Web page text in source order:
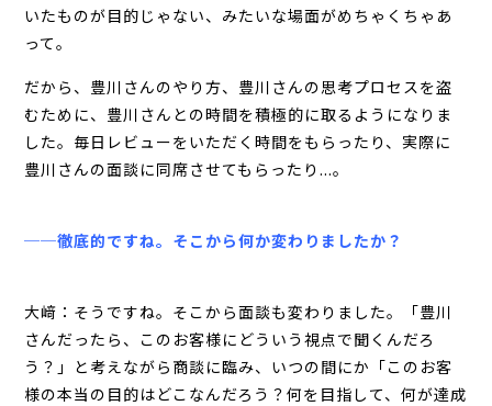
いたものが目的じゃない、みたいな場面がめちゃくちゃあ
って。
だから、豊川さんのやり方、豊川さんの思考プロセスを盗
むために、豊川さんとの時間を積極的に取るようになりま
した。毎日レビューをいただく時間をもらったり、実際に
豊川さんの面談に同席させてもらったり…。
──徹底的ですね。そこから何か変わりましたか？
大﨑：そうですね。そこから面談も変わりました。「豊川
さんだったら、このお客様にどういう視点で聞くんだろ
う？」と考えながら商談に臨み、いつの間にか「このお客
様の本当の目的はどこなんだろう？何を目指して、何が達成